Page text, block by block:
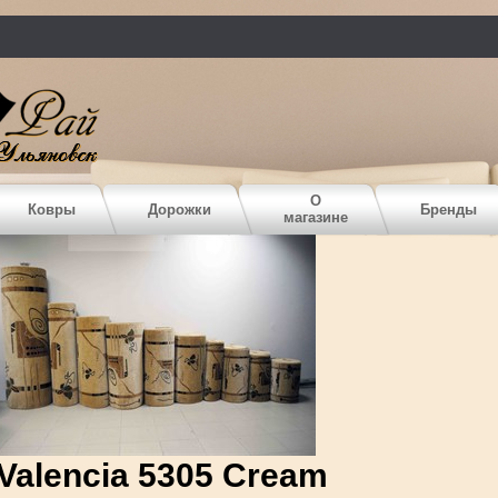
Ковры Дорожки
О
магазине
Бренды
5305 Cream